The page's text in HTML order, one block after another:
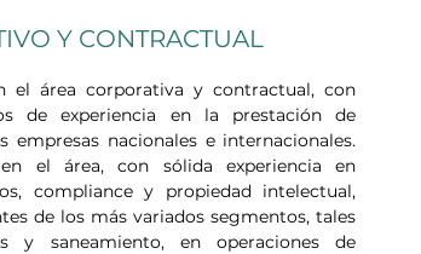
Y CONTRACTUAL
el área corporativa y contractual, con
de experiencia en la prestación de
empresas nacionales e internacionales.
el área, con sólida experiencia en
compliance y propiedad intelectual,
de los más variados segmentos, tales
y saneamiento, en operaciones de